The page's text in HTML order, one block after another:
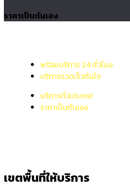
ราคาเป็นกันเอง
พร้อมบริการ 24 ชั่วโมง
บริการรวดเร็วทันใจ
บริการทั่วประเทศ
ราคาเป็นกันเอง
เขตพื้นที่ให้บริการ